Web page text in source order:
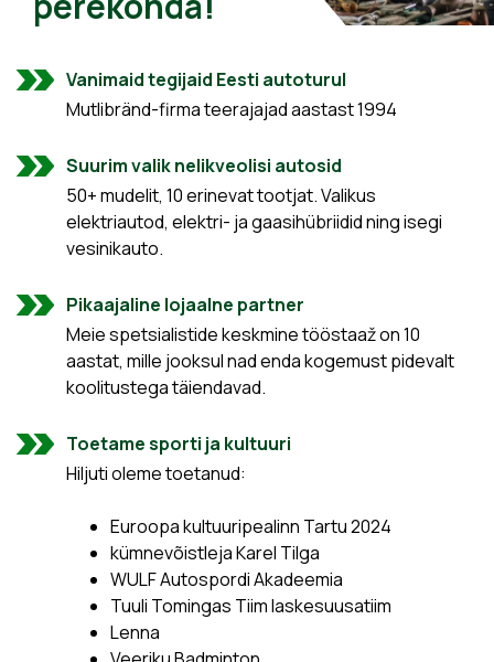
Vanimaid tegijaid Eesti autoturul
Mutlibränd-firma teerajajad aastast 1994
Suurim valik nelikveolisi autosid
50+ mudelit, 10 erinevat tootjat. Valikus
elektriautod, elektri- ja gaasihübriidid ning isegi
vesinikauto.
Pikaajaline lojaalne partner
Meie spetsialistide keskmine tööstaaž on 10
aastat, mille jooksul nad enda kogemust pidevalt
koolitustega täiendavad.
Toetame sporti ja kultuuri
Hiljuti oleme toetanud:
Euroopa kultuuripealinn Tartu 2024
kümnevõistleja Karel Tilga
WULF Autospordi Akadeemia
Tuuli Tomingas Tiim laskesuusatiim
Lenna